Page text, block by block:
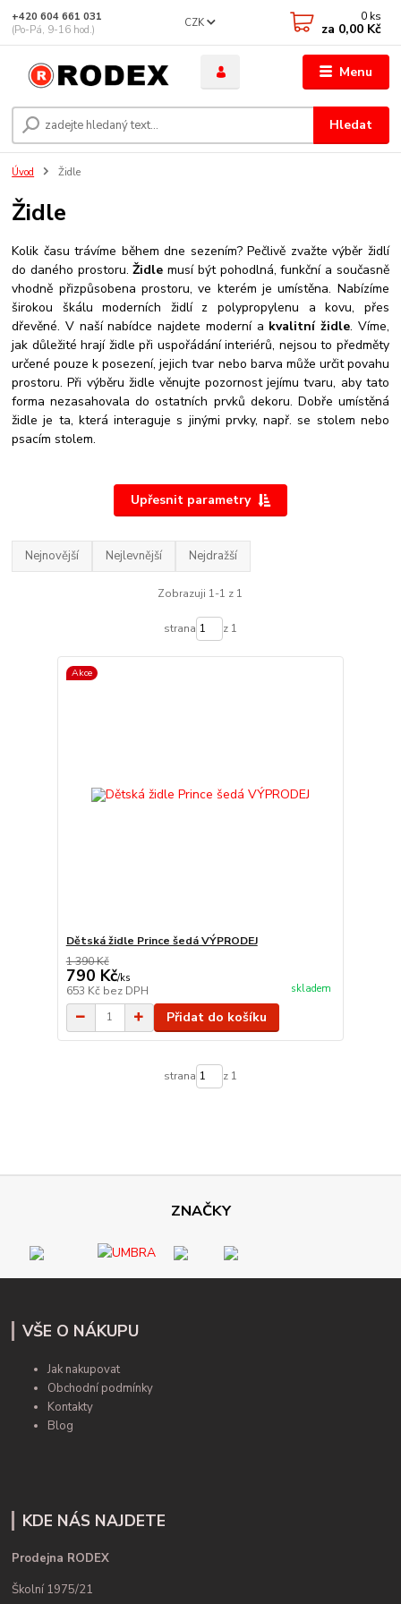
Menu
CZK
Hledat
+420 604 661 031
(Po-Pá, 9-16 hod.)
0 ks
za 0,00 Kč
Úvod Židle
Židle
Kolik času trávíme během dne sezením? Pečlivě zvažte výběr židlí
do daného prostoru.Židle musí být pohodlná, funkční a současně
vhodně přizpůsobena prostoru, ve kterém je umístěna. Nabízíme
širokou škálu moderních židlí z polypropylenu a kovu, přes
dřevěné. V naší nabídce najdete moderní a kvalitní židle. Víme,
jak důležité hrají židle při uspořádání interiérů, nejsou to předměty
určené pouze k posezení, jejich tvar nebo barva může určit povahu
prostoru. Při výběru židle věnujte pozornost jejímu tvaru, aby tato
forma nezasahovala do ostatních prvků dekoru. Dobře umístěná
židle je ta, která interaguje s jinými prvky, např. se stolem nebo
psacím stolem.
Upřesnit parametry
Nejnovější Nejlevnější Nejdražší
Zobrazuji 1-1 z 1
strana z 1
Akce
Dětská židle Prince šedá VÝPRODEJ
1 390 Kč
790 Kč/ks
653 Kč bez DPH skladem
Přidat do košíku
strana z 1
ZNAČKY
VŠE O NÁKUPU
Jak nakupovat
Obchodní podmínky
Kontakty
Blog
KDE NÁS NAJDETE
Prodejna RODEX
Školní 1975/21